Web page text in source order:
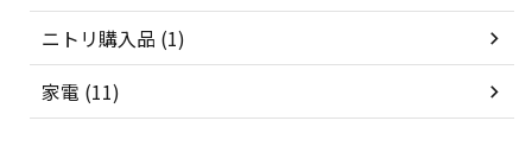
ニトリ購入品 (1)
家電 (11)